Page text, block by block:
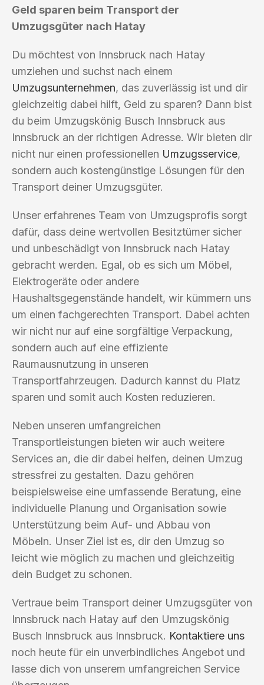
Geld sparen beim Transport der
Umzugsgüter nach Hatay
Du möchtest von Innsbruck nach Hatay
umziehen und suchst nach einem
Umzugsunternehmen, das zuverlässig ist und dir
gleichzeitig dabei hilft, Geld zu sparen? Dann bist
du beim Umzugskönig Busch Innsbruck aus
Innsbruck an der richtigen Adresse. Wir bieten dir
nicht nur einen professionellen Umzugsservice,
sondern auch kostengünstige Lösungen für den
Transport deiner Umzugsgüter.
Unser erfahrenes Team von Umzugsprofis sorgt
dafür, dass deine wertvollen Besitztümer sicher
und unbeschädigt von Innsbruck nach Hatay
gebracht werden. Egal, ob es sich um Möbel,
Elektrogeräte oder andere
Haushaltsgegenstände handelt, wir kümmern uns
um einen fachgerechten Transport. Dabei achten
wir nicht nur auf eine sorgfältige Verpackung,
sondern auch auf eine effiziente
Raumausnutzung in unseren
Transportfahrzeugen. Dadurch kannst du Platz
sparen und somit auch Kosten reduzieren.
Neben unseren umfangreichen
Transportleistungen bieten wir auch weitere
Services an, die dir dabei helfen, deinen Umzug
stressfrei zu gestalten. Dazu gehören
beispielsweise eine umfassende Beratung, eine
individuelle Planung und Organisation sowie
Unterstützung beim Auf- und Abbau von
Möbeln. Unser Ziel ist es, dir den Umzug so
leicht wie möglich zu machen und gleichzeitig
dein Budget zu schonen.
Vertraue beim Transport deiner Umzugsgüter von
Innsbruck nach Hatay auf den Umzugskönig
Busch Innsbruck aus Innsbruck. Kontaktiere uns
noch heute für ein unverbindliches Angebot und
lasse dich von unserem umfangreichen Service